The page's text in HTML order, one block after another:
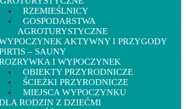
RZEMIEŚLNICY
GOSPODARSTWA
AGROTURYSTYCZNE
AKTYWNY I PRZYGODY
– SAUNY
I WYPOCZYNEK
OBIEKTY PRZYRODNICZE
ŚCIEŻKI PRZYRODNICZE
MIEJSCA WYPOCZYNKU
RODZIN Z DZIEĆMI